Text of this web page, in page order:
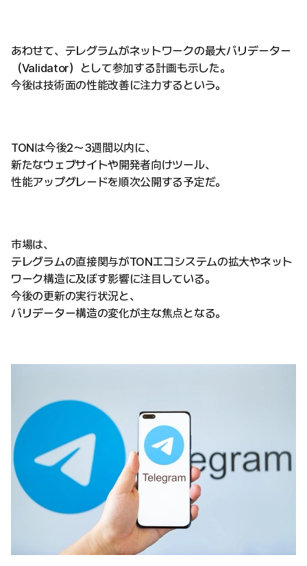
あわせて、テレグラムがネットワークの最大バリデーター
（Validator）として参加する計画も示した。
今後は技術面の性能改善に注力するという。
TONは今後2〜3週間以内に、
新たなウェブサイトや開発者向けツール、
性能アップグレードを順次公開する予定だ。
市場は、
テレグラムの直接関与がTONエコシステムの拡大やネット
ワーク構造に及ぼす影響に注目している。
今後の更新の実行状況と、
バリデーター構造の変化が主な焦点となる。